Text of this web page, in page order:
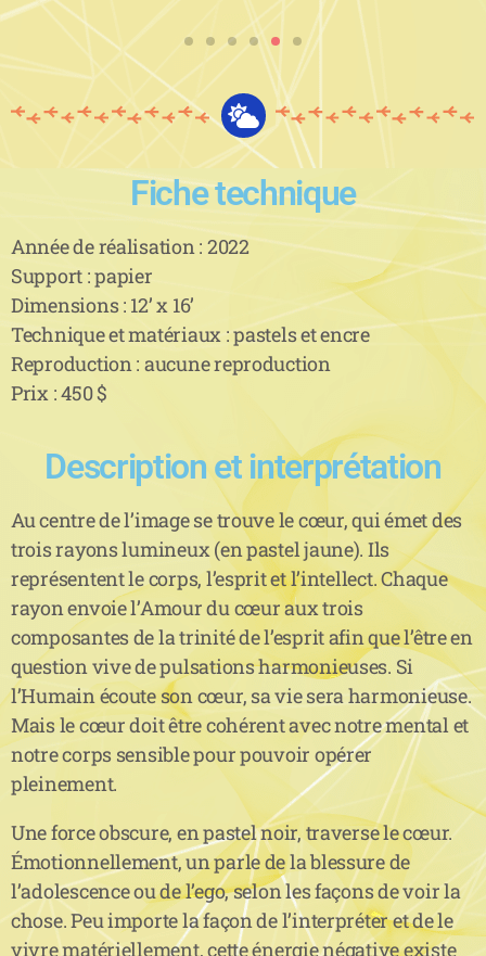
Fiche technique
Année de réalisation : 2022
Support : papier
Dimensions : 12’ x 16’
Technique et matériaux : pastels et encre
Reproduction : aucune reproduction
Prix : 450 $
Description et interprétation
Au centre de l’image se trouve le cœur, qui émet des
trois rayons lumineux (en pastel jaune). Ils
représentent le corps, l’esprit et l’intellect. Chaque
rayon envoie l’Amour du cœur aux trois
composantes de la trinité de l’esprit afin que l’être en
question vive de pulsations harmonieuses. Si
l’Humain écoute son cœur, sa vie sera harmonieuse.
Mais le cœur doit être cohérent avec notre mental et
notre corps sensible pour pouvoir opérer
pleinement.
Une force obscure, en pastel noir, traverse le cœur.
Émotionnellement, un parle de la blessure de
l’adolescence ou de l’ego, selon les façons de voir la
chose. Peu importe la façon de l’interpréter et de le
vivre matériellement, cette énergie négative existe